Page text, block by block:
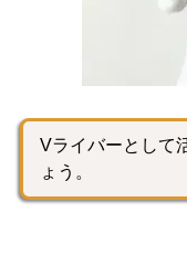
Vライバーとして
ょう。